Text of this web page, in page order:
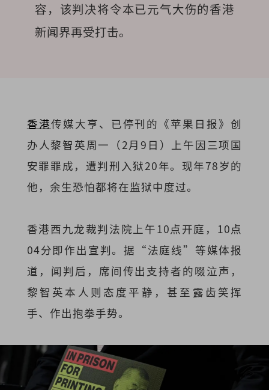
容，该判决将令本已元气大伤的香港
新闻界再受打击。
香港传媒大亨、已停刊的《苹果日报》创
办人黎智英周一（2月9日）上午因三项国
安罪罪成，遭判刑入狱20年。现年78岁的
他，余生恐怕都将在监狱中度过。
香港西九龙裁判法院上午10点开庭，10点
04分即作出宣判。据“法庭线”等媒体报
道，闻判后，席间传出支持者的啜泣声，
黎智英本人则态度平静，甚至露齿笑挥
手、作出抱拳手势。